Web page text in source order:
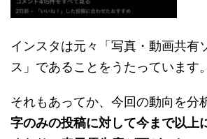
インスタは元々「写真・動画共有
ス」であることをうたっています。
それもあってか、今回の動向を分
字のみの投稿に対して今まで以上